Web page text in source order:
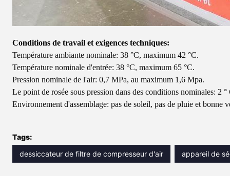
Conditions de travail et exigences techniques:
Température ambiante nominale: 38 °C, maximum 42 °C.
Température nominale d'entrée: 38 °C, maximum 65 °C.
Pression nominale de l'air: 0,7 MPa, au maximum 1,6 Mpa.
Le point de rosée sous pression dans des conditions nominales: 2
Environnement d'assemblage: pas de soleil, pas de pluie et
Tags:
dessiccateur de filtre de compresseur d'air
appareil de